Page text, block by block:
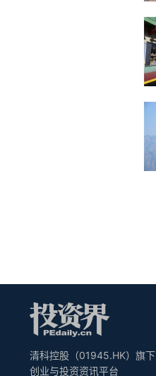
清科控股（01945.HK）旗下
创业与投资资讯平台